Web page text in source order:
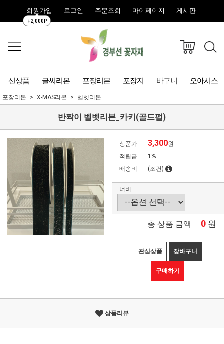
회원가입
+2,000P
로그인 주문조회 마이페이지 게시판
신상품 글씨리본 포장리본 포장지 바구니 오아시스
포장리본 X-MAS리본 벨벳리본
반짝이 벨벳리본_카키(골드펄)
상품가 3,300원
적립금
1%
배송비
(조건)
너비
총 상품 금액 0 원
관심상품 장바구니
구매하기
상품리뷰